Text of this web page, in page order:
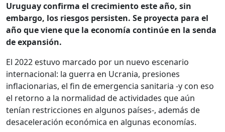
Uruguay confirma el crecimiento este año, sin
embargo, los riesgos persisten. Se proyecta para el
año que viene que la economía continúe en la senda
de expansión.
El 2022 estuvo marcado por un nuevo escenario
internacional: la guerra en Ucrania, presiones
inflacionarias, el fin de emergencia sanitaria -y con eso
el retorno a la normalidad de actividades que aún
tenían restricciones en algunos países-, además de
desaceleración económica en algunas economías.